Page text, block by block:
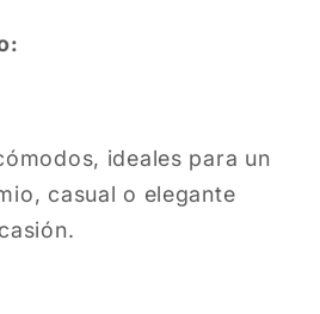
ideales para un
casual o elegante